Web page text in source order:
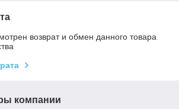
возврат и обмен данного товара
компании